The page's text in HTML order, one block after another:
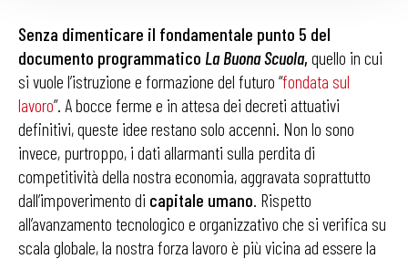
Senza dimenticare il fondamentale punto 5 del
documento programmatico La Buona Scuola, quello in cui
si vuole l’istruzione e formazione del futuro “fondata sul
lavoro”. A bocce ferme e in attesa dei decreti attuativi
definitivi, queste idee restano solo accenni. Non lo sono
invece, purtroppo, i dati allarmanti sulla perdita di
competitività della nostra economia, aggravata soprattutto
dall’impoverimento di capitale umano. Rispetto
all’avanzamento tecnologico e organizzativo che si verifica su
scala globale, la nostra forza lavoro è più vicina ad essere la